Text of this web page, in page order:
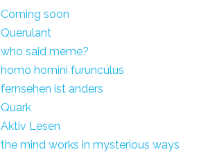
Coming soon
Querulant
who said meme?
homo homini furunculus
fernsehen ist anders
Quark
Aktiv Lesen
the mind works in mysterious ways